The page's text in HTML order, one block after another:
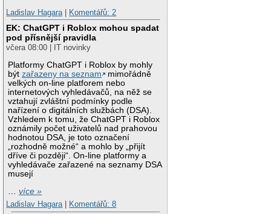
Ladislav Hagara
Komentářů: 2
EK: ChatGPT i Roblox mohou spadat
pod přísnější pravidla
včera 08:00 | IT novinky
Platformy ChatGPT i Roblox by mohly
býtzařazeny na seznam
mimořádně
velkých on-line platforem nebo
internetových vyhledávačů, na něž se
vztahují zvláštní podmínky podle
nařízení o digitálních službách (DSA).
Vzhledem k tomu, že ChatGPT i Roblox
oznámily počet uživatelů nad prahovou
hodnotou DSA, je toto označení
„rozhodně možné“ a mohlo by „přijít
dříve či později“. On-line platformy a
vyhledávače zařazené na seznamy DSA
musejí
…více »
Ladislav Hagara| Komentářů: 8